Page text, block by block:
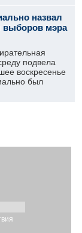
назвал
выборов мэра
подвела
воскресенье
был